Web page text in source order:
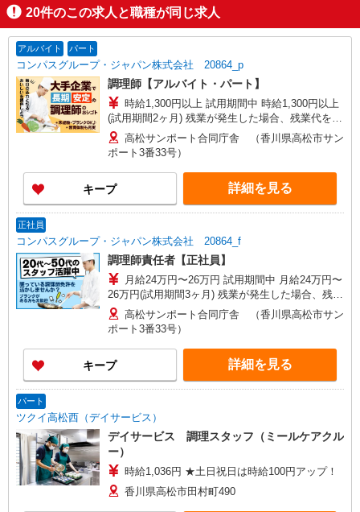
20件のこの求人と職種が同じ求人
アルバイト パート
コンパスグループ・ジャパン株式会社 20864_p
調理師【アルバイト・パート】
時給1,300円以上 試用期間中 時給1,300円以上
(試用期間2ヶ月) 残業が発生した場合、残業代を1
分単位で別途支給します。
高松サンポート合同庁舎 （香川県高松市サン
ポート3番33号）
キープ 詳細を見る
正社員
コンパスグループ・ジャパン株式会社 20864_f
調理師責任者【正社員】
月給24万円〜26万円 試用期間中 月給24万円〜
26万円(試用期間3ヶ月) 残業が発生した場合、残業
代を1分単位で別途支給します。 ※給与は経験や
前職給与に応じて決定します。
高松サンポート合同庁舎 （香川県高松市サン
ポート3番33号）
キープ 詳細を見る
パート
ツクイ高松西（デイサービス）
デイサービス 調理スタッフ（ミールケアクル
ー）
時給1,036円 ★土日祝日は時給100円アップ！
香川県高松市田村町490